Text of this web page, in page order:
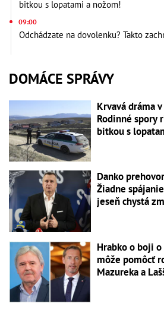
bitkou s lopatami a nožom!
09:00
Odchádzate na dovolenku? Takto
DOMÁCE SPRÁVY
Krvavá dráma
Rodinné spory
bitkou s
Danko
Žiadne
jeseň chystá
Hrabko o boji
môže pomôcť
Mazureka a